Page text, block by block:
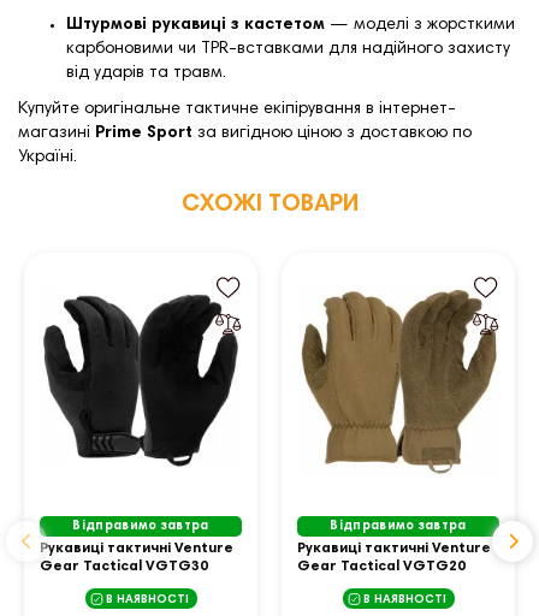
Штурмові рукавиці з кастетом — моделі з жорсткими
карбоновими чи TPR-вставками для надійного захисту
від ударів та травм.
Купуйте оригінальне тактичне екіпірування в інтернет-
магазині Prime Sport за вигідною ціною з доставкою по
Україні.
СХОЖІ ТОВАРИ
Відправимо завтра
Рукавиці тактичні Venture
Gear Tactical VGTG30
чорні, S
В НАЯВНОСТІ
Відправимо завтра
Рукавиці тактичні Venture
Gear Tactical VGTG20
пісочні, S В НАЯВНОСТІ